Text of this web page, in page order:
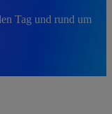
Tag und rund um